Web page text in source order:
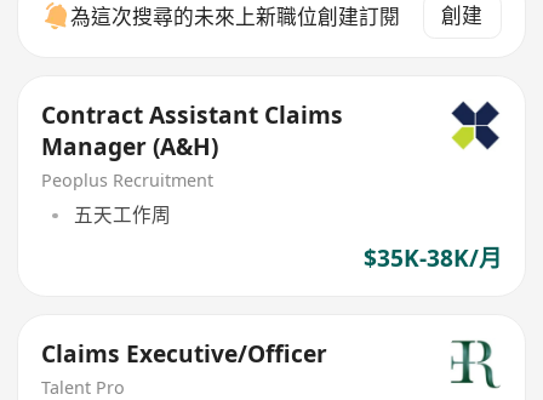
為這次搜尋的未來上新職位創建訂閱 創建
Contract Assistant Claims
Manager (A&H)
Peoplus Recruitment
五天工作周
$35K-38K/月
Claims Executive/Officer
Talent Pro